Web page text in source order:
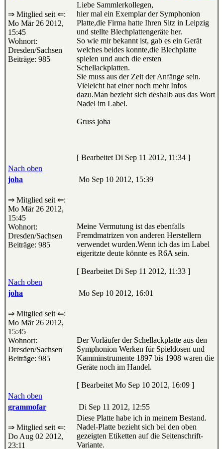
⇒ Mitglied seit ⇐:
Mo Mär 26 2012,
15:45
Wohnort:
Dresden/Sachsen
Beiträge: 985
Liebe Sammlerkollegen,
hier mal ein Exemplar der Symphonion
Platte,die Firma hatte Ihren Sitz in Leipzig
und stellte Blechplattengeräte her.
So wie mir bekannt ist, gab es ein Gerät
welches beides konnte,die Blechplatte
spielen und auch die ersten
Schellackplatten.
Sie muss aus der Zeit der Anfänge sein.
Vieleicht hat einer noch mehr Infos
dazu.Man bezieht sich deshalb aus das Wort
Nadel im Label.
Gruss joha
[ Bearbeitet Di Sep 11 2012, 11:34 ]
Nach oben
joha
Mo Sep 10 2012, 15:39
⇒ Mitglied seit ⇐:
Mo Mär 26 2012,
15:45
Wohnort:
Dresden/Sachsen
Beiträge: 985
Meine Vermutung ist das ebenfalls
Fremdmatrizen von anderen Herstellern
verwendet wurden.Wenn ich das im Label
eigeritzte deute könnte es R6A sein.
[ Bearbeitet Di Sep 11 2012, 11:33 ]
Nach oben
joha
Mo Sep 10 2012, 16:01
⇒ Mitglied seit ⇐:
Mo Mär 26 2012,
15:45
Wohnort:
Dresden/Sachsen
Beiträge: 985
Der Vorläufer der Schellackplatte aus den
Symphonion Werken für Spieldosen und
Kamminstrumente 1897 bis 1908 waren die
Geräte noch im Handel.
[ Bearbeitet Mo Sep 10 2012, 16:09 ]
Nach oben
grammofar
Di Sep 11 2012, 12:55
⇒ Mitglied seit ⇐:
Do Aug 02 2012,
23:11
Diese Platte habe ich in meinem Bestand.
Nadel-Platte bezieht sich bei den oben
gezeigten Etiketten auf die Seitenschrift-
Variante.